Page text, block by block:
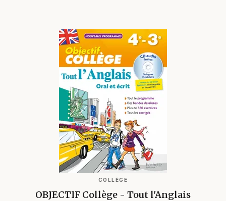
COLLÈGE
OBJECTIF Collège - Tout l'Anglais